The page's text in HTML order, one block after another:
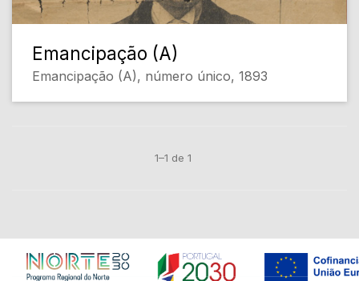
Emancipação (A)
Emancipação (A), número único, 1893
1–1 de 1